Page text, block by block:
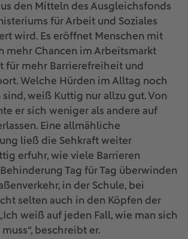
den Mitteln des Ausgleichsfonds
für Arbeit und Soziales
wird. Es eröffnet Menschen mit
mehr Chancen im Arbeitsmarkt
für mehr Barrierefreiheit und
Welche Hürden im Alltag noch
weiß Kuttig nur allzu gut. Von
er sich weniger als andere auf
Eine allmähliche
ließ die Sehkraft weiter
erfuhr, wie viele Barrieren
Tag für Tag überwinden
in der Schule, bei
selten auch in den Köpfen der
weiß auf jeden Fall, wie man sich
beschreibt er.